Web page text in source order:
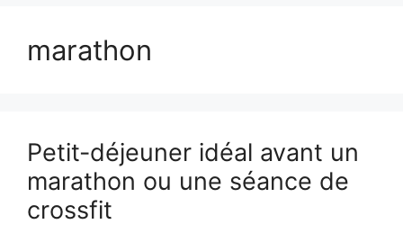
marathon
Petit-déjeuner idéal avant un
marathon ou une séance de
crossfit